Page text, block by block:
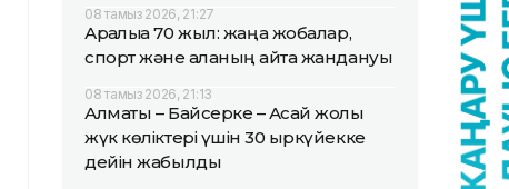
08 тамыз 2026, 21:27
Арқалыққа 70 жыл: жаңа жобалар,
спорт және қаланың қайта жандануы
08 тамыз 2026, 21:13
Алматы – Байсерке – Ақсай жолы
жүк көліктері үшін 30 қыркүйекке
дейін жабылды